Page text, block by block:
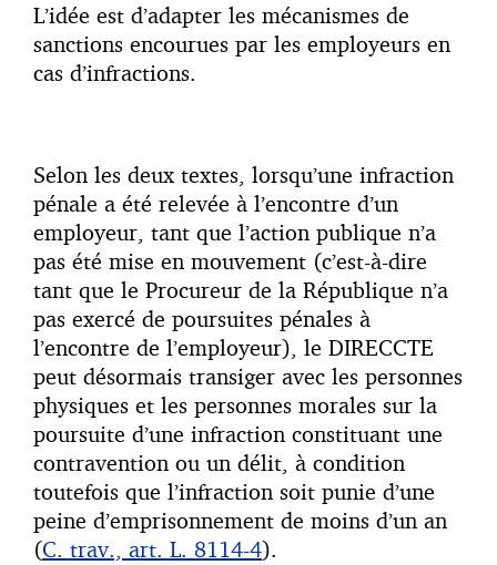
L’idée est d’adapter les mécanismes de
sanctions encourues par les employeurs en
cas d’infractions.
Selon les deux textes, lorsqu’une infraction
pénale a été relevée à l’encontre d’un
employeur, tant que l’action publique n’a
pas été mise en mouvement (c’est-à-dire
tant que le Procureur de la République n’a
pas exercé de poursuites pénales à
l’encontre de l’employeur), le DIRECCTE
peut désormais transiger avec les personnes
physiques et les personnes morales sur la
poursuite d’une infraction constituant une
contravention ou un délit, à condition
toutefois que l’infraction soit punie d’une
peine d’emprisonnement de moins d’un an
(C. trav., art. L. 8114-4).